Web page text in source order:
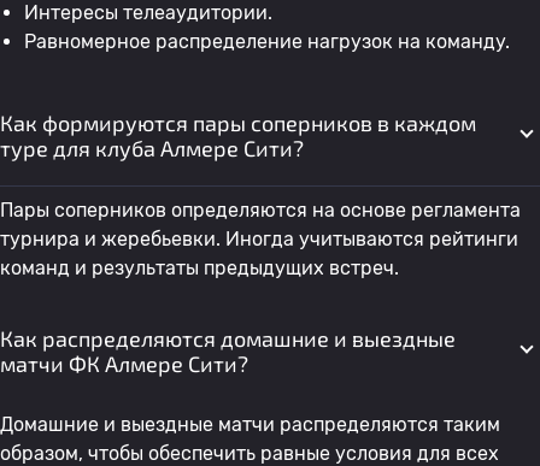
Интересы телеаудитории.
Равномерное распределение нагрузок на команду.
Как формируются пары соперников в каждом
туре для клуба Алмере Сити?
Пары соперников определяются на основе регламента
турнира и жеребьевки. Иногда учитываются рейтинги
команд и результаты предыдущих встреч.
Как распределяются домашние и выездные
матчи ФК Алмере Сити?
Домашние и выездные матчи распределяются таким
образом, чтобы обеспечить равные условия для всех